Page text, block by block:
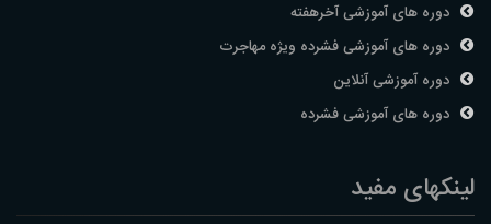
دوره های آموزشی آخرهفته
دوره های آموزشی فشرده ویژه مهاجرت
دوره آموزشی آنلاین
دوره های آموزشی فشرده
لینکهای مفید